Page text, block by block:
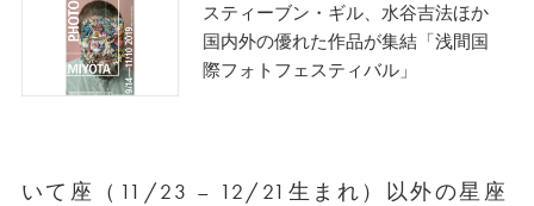
スティーブン・ギル、水谷吉法ほか
国内外の優れた作品が集結「浅間国
際フォトフェスティバル」
いて座（11/23 – 12/21生まれ）以外の星座